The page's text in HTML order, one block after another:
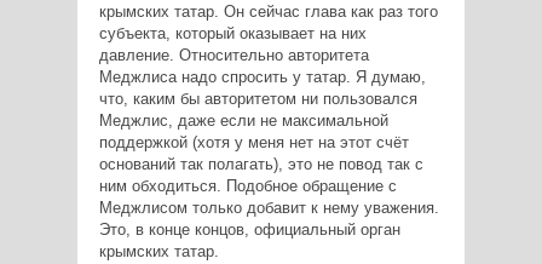
крымских татар. Он сейчас глава как раз того
субъекта, который оказывает на них
давление. Относительно авторитета
Меджлиса надо спросить у татар. Я думаю,
что, каким бы авторитетом ни пользовался
Меджлис, даже если не максимальной
поддержкой (хотя у меня нет на этот счёт
оснований так полагать), это не повод так с
ним обходиться. Подобное обращение с
Меджлисом только добавит к нему уважения.
Это, в конце концов, официальный орган
крымских татар.